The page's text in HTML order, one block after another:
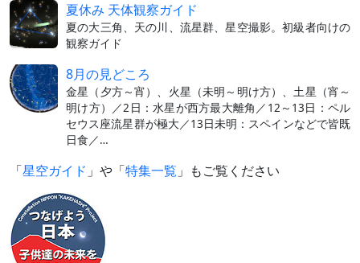
夏休み 天体観察ガイド
夏の大三角、天の川、流星群、星空撮影。初級者向けの
観察ガイド
8月の見どころ
金星（夕方～宵）、火星（未明～明け方）、土星（宵～
明け方）／2日：水星が西方最大離角／12～13日：ペル
セウス座流星群が極大／13日未明：スペインなどで皆既
日食／…
「星空ガイド 」や「特集一覧 」もご覧ください